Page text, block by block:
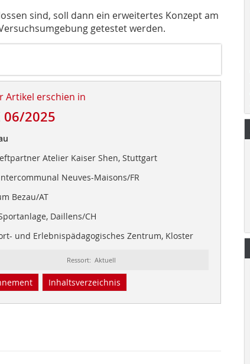
sind, soll dann ein erweitertes Konzept am
getestet werden.
Artikel erschien in
06/2025
Atelier Kaiser Shen, Stuttgart
Neuves-Maisons/FR
Bezau/AT
Daillens/CH
und Erlebnispädagogisches Zentrum, Kloster
Ressort: Aktuell
Inhaltsverzeichnis